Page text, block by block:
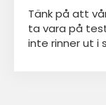
Tänk på att
ta vara på
inte rinner ut i